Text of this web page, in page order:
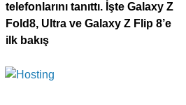
telefonlarını tanıttı. İşte Galaxy Z
Fold8, Ultra ve Galaxy Z Flip 8’e
ilk bakış